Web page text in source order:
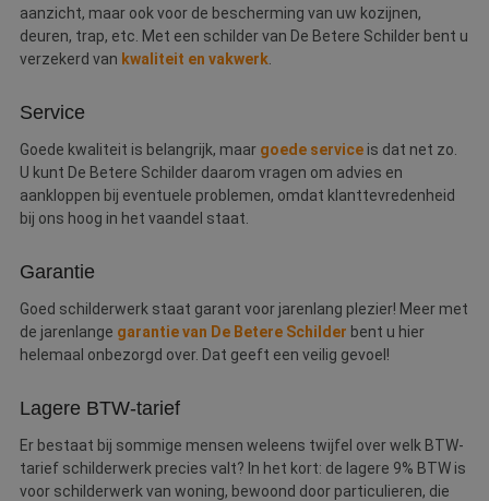
aanzicht, maar ook voor de bescherming van uw kozijnen,
deuren, trap, etc. Met een schilder van De Betere Schilder bent u
verzekerd van kwaliteit en vakwerk
Service
Goede kwaliteit is belangrijk, maar goede service is dat net zo.
U kunt De Betere Schilder daarom vragen om advies en
aankloppen bij eventuele problemen, omdat klanttevredenheid
bij ons hoog in het vaandel staat.
Garantie
Goed schilderwerk staat garant voor jarenlang plezier! Meer met
de jarenlange garantie van De Betere Schilder bent u hier
helemaal onbezorgd over. Dat geeft een veilig gevoel!
Lagere BTW-tarief
Er bestaat bij sommige mensen weleens twijfel over welk BTW-
tarief schilderwerk precies valt? In het kort: de lagere 9% BTW is
voor schilderwerk van woning, bewoond door particulieren, die